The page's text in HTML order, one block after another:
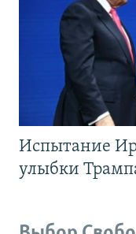
Испытание
улыбки